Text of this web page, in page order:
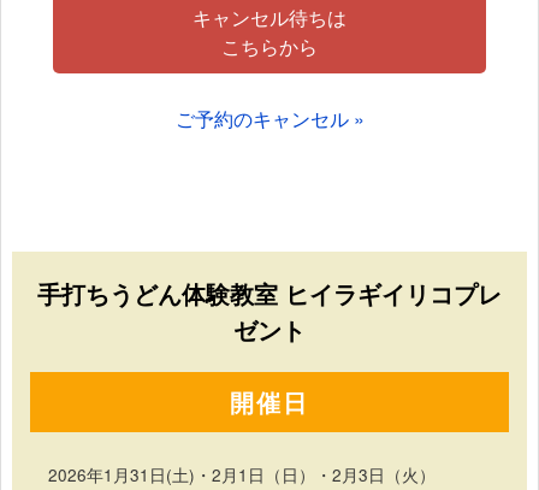
キャンセル待ちは
こちらから
ご予約のキャンセル »
手打ちうどん体験教室 ヒイラギイリコプレ
ゼント
開催日
2026年1月31日(土)・2月1日（日）・2月3日（火）